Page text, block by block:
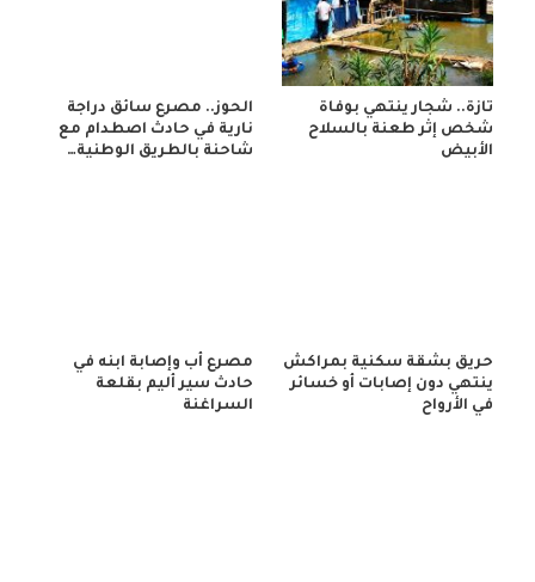
تازة.. شجار ينتهي بوفاة
شخص إثر طعنة بالسلاح
الأبيض
الحوز.. مصرع سائق دراجة
نارية في حادث اصطدام مع
شاحنة بالطريق الوطنية…
حريق بشقة سكنية بمراكش
ينتهي دون إصابات أو خسائر
في الأرواح
مصرع أب وإصابة ابنه في
حادث سير أليم بقلعة
السراغنة